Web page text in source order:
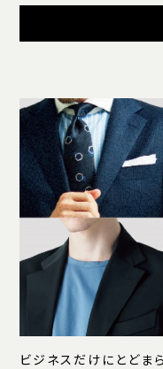
ビジネスだけにとどまら